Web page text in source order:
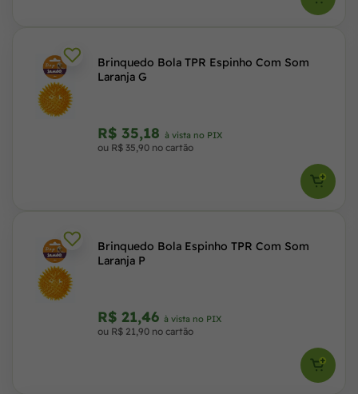
Brinquedo Bola TPR Espinho Com Som
Laranja G
R$ 35,18 à vista no PIX
ou R$ 35,90 no cartão
Brinquedo Bola Espinho TPR Com Som
Laranja P
R$ 21,46 à vista no PIX
ou R$ 21,90 no cartão